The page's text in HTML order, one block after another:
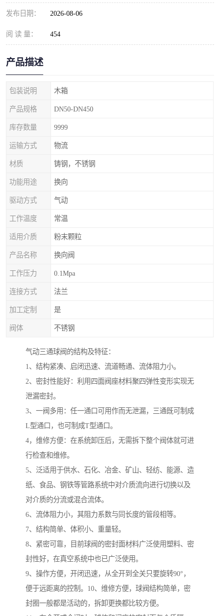
发布日期： 2026-08-06
阅 读 量： 454
产品描述
包装说明 木箱
产品规格 DN50-DN450
库存数量 9999
运输方式 物流
材质 铸钢，不锈钢
功能用途 换向
驱动方式 气动
工作温度 常温
适用介质 粉末颗粒
产品名称 换向阀
工作压力 0.1Mpa
连接方式 法兰
加工定制 是
阀体 不锈钢
气动三通球阀的结构及特征：
1、结构紧凑、启闭迅速、流道畅通、流体阻力小。
2、密封性能好：利用四面阀座材料聚四弹性变形实现无
泄漏密封。
3、一阀多用：任一通口可用作而无泄漏，三通既可制成
L型通口，也可制成T型通口。
4，维修方便：在系统卸压后，无需拆下整个阀体就可进
行检查和维修。
5、泛适用于供水、石化、冶金、矿山、轻纺、能源、造
纸、食品、钢铁等管路系统中对介质流向进行切换以及
对介质的分流或混合流体。
6、流体阻力小，其阻力系数与同长度的管段相等。
7、结构简单、体积小、重量轻。
8、紧密可靠，目前球阀的密封面材料广泛使用塑料、密
封性好，在真空系统中也已广泛使用。
9、操作方便，开闭迅速，从全开到全关只要旋转90°，
便于远距离的控制。10、维修方便，球阀结构简单，密
封圈一般都是活动的，拆卸更换都比较方便。